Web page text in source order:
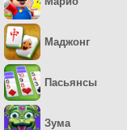
Маджонг
Пасьянсы
Зума